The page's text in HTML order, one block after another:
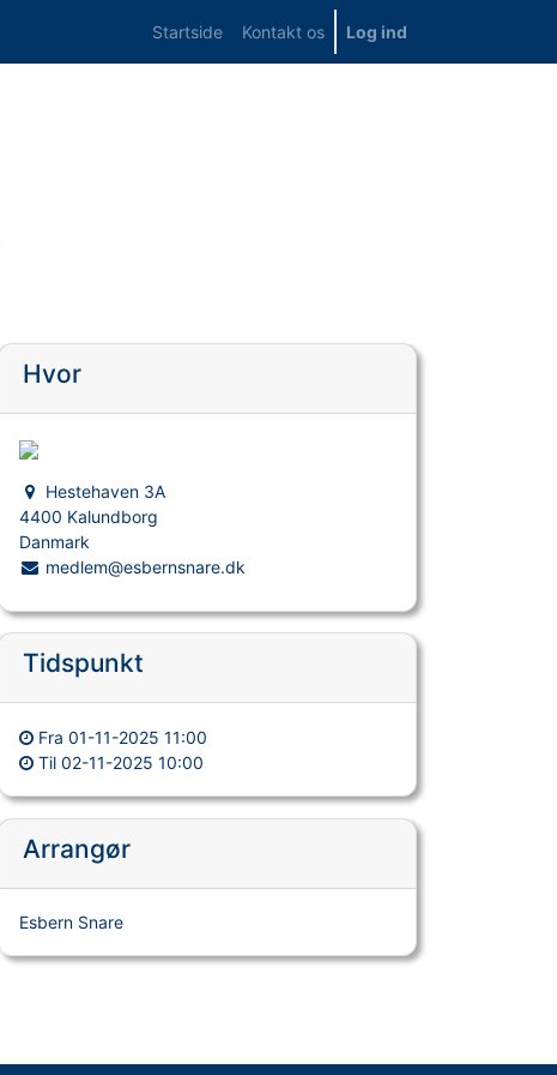
Startside Kontakt os Log ind
Hvor
Hestehaven 3A
4400 Kalundborg
Danmark
medlem@esbernsnare.dk
Tidspunkt
Fra01-11-2025 11:00
Til02-11-2025 10:00
Arrangør
Esbern Snare